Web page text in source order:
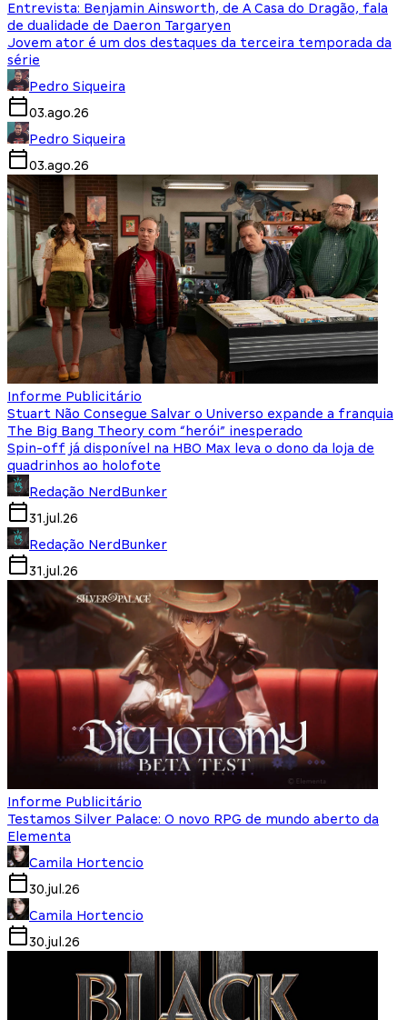
Entrevista: Benjamin Ainsworth, de A Casa do Dragão, fala
de dualidade de Daeron Targaryen
Jovem ator é um dos destaques da terceira temporada da
série
Pedro Siqueira
03.ago.26
Pedro Siqueira
03.ago.26
Informe Publicitário
Stuart Não Consegue Salvar o Universo expande a franquia
The Big Bang Theory com “herói” inesperado
Spin-off já disponível na HBO Max leva o dono da loja de
quadrinhos ao holofote
Redação NerdBunker
31.jul.26
Redação NerdBunker
31.jul.26
Informe Publicitário
Testamos Silver Palace: O novo RPG de mundo aberto da
Elementa
Camila Hortencio
30.jul.26
Camila Hortencio
30.jul.26